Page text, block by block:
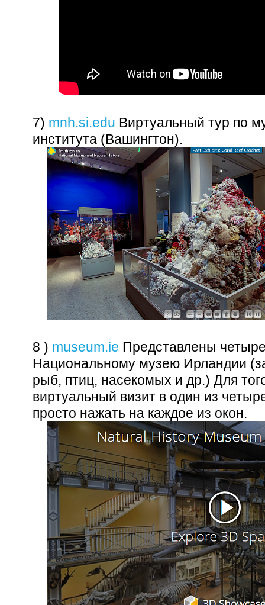
7) mnh.si.edu Виртуальный тур по
института (Вашингтон).
8 ) museum.ie Представлены
Национальному музею Ирландии
рыб, птиц, насекомых и др.) Для
виртуальный визит в один из
просто нажать на каждое из окон.